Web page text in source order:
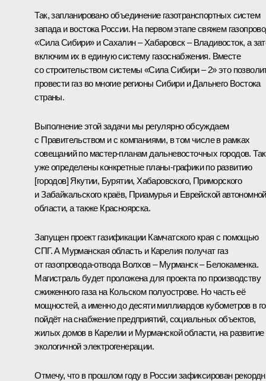
Так, запланировано объединение газотранспортных систем
запада и востока России. На первом этапе свяжем
«Сила Сибири» и Сахалин – Хабаровск – Владивосток, а
включим их в единую систему газоснабжения. Вместе
со строительством системы «Сила Сибири – 2» это
провести газ во многие регионы Сибири и Дальнего Востока
страны.
Выполнение этой задачи мы регулярно обсуждаем
с Правительством и с компаниями, в том числе в рамках
совещаний по мастер-планам дальневосточных городов.
уже определены конкретные планы-графики по развитию
[городов] Якутии, Бурятии, Хабаровского, Приморского
и Забайкальского краёв, Приамурья и Еврейской автономной
области, а также Красноярска.
Запущен проект газификации Камчатского края с помощью
СПГ. А Мурманская область и Карелия получат газ
от газопровода-отвода Волхов – Мурманск – Белокаменка.
Магистраль будет проложена для проекта по производству
сжиженного газа на Кольском полуострове. Но часть её
мощностей, а именно до десяти миллиардов кубометров в
пойдёт на снабжение предприятий, социальных объектов,
жилых домов в Карелии и Мурманской области, на развитие
экологичной электрогенерации.
Отмечу, что в прошлом году в России зафиксирован